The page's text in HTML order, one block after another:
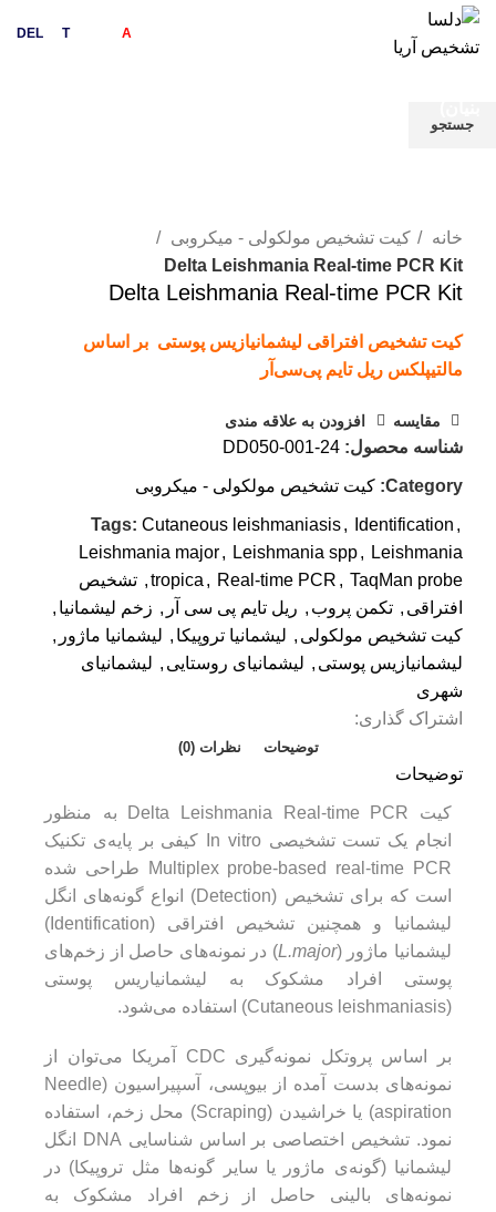
DEL Tashkhis A
خانه
کیت تشخیص مولکولی - میکروبی
Delta Leishmania Real-time PCR Kit
Delta Leishmania Real-time PCR Kit
کیت تشخیص افتراقی لیشمانیازیس پوستی بر اساس
مالتیپلکس ریل تایم پی‌سی‌آر
مقایسه افزودن به علاقه مندی
شناسه محصول: DD050-001-24
Category: کیت تشخیص مولکولی - میکروبی
Tags: Cutaneous leishmaniasis, Identification ,
Leishmania major, Leishmania spp, Leishmania
tropica , Real-time PCR , TaqMan probe
, تشخیص
افتراقی , تکمن پروب , ریل تایم پی سی آر , زخم لیشمانیا ,
کیت تشخیص مولکولی , لیشمانیا تروپیکا , لیشمانیا ماژور ,
لیشمانیازیس پوستی , لیشمانیای روستایی , لیشمانیای
شهری
اشتراک گذاری:
توضیحات نظرات (0)
توضیحات
کیت Delta Leishmania Real-time PCR به منظور
انجام یک تست تشخیصی In vitro کیفی بر پایه‌‌ی تکنیک
Multiplex probe-based real-time PCR طراحی شده
است که برای تشخیص (Detection) انواع گونه‌های انگل
لیشمانیا و همچنین تشخیص افتراقی (Identification)
لیشمانیا ماژور (L.major) در نمونه‌های حاصل از زخم‌های
پوستی افراد مشکوک به لیشمانیاریس پوستی
(Cutaneous leishmaniasis) استفاده می‌شود.
بر اساس پروتکل نمونه‌گیری CDC آمریکا می‌توان از
نمونه‌های بدست آمده از بیوپسی، آسپیراسیون (Needle
aspiration) یا خراشیدن (Scraping) محل زخم، استفاده
نمود. تشخیص اختصاصی بر اساس شناسایی DNA انگل
لیشمانیا (گونه‌ی ماژور یا سایر گونه‌ها مثل تروپیکا) در
نمونه‌های بالینی حاصل از زخم افراد مشکوک به
جستجو